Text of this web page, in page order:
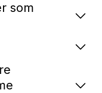
som